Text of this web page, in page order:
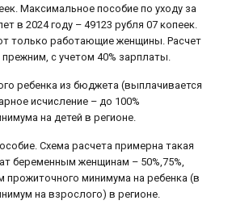
Максимальное пособие по уходу за
в 2024 году – 49123 рубля 07 копеек.
только работающие женщины. Расчет
с учетом 40% зарплаты.
ребенка из бюджета (выплачивается
исчисление – до 100%
на детей в регионе.
Схема расчета примерна такая
беременным женщинам – 50%,75%,
прожиточного минимума на ребенка (в
на взрослого) в регионе.